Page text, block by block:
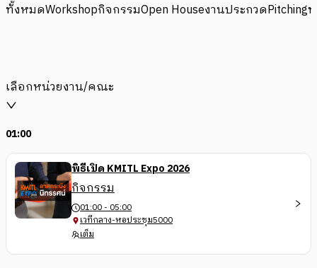
ทั้งหมดWorkshopกิจกรรมOpen HouseงานประกวดPitching
เลือกหน่วยงาน/คณะ
01:00
พิธีเปิด KMITL Expo 2026
กิจกรรม
01:00 - 05:00
เวทีกลาง-หอประชุม5000
เต็ม